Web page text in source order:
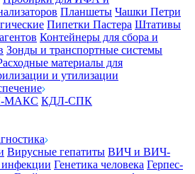
Планшеты Чашки Петри
Пипетки Пастера Штативы
Контейнеры для сбора и
Зонды и транспортные системы
материалы для
и утилизации
МАКС КДЛ-СПК
Вирусные гепатиты ВИЧ и ВИЧ-
инфекции Генетика человека Герпес-